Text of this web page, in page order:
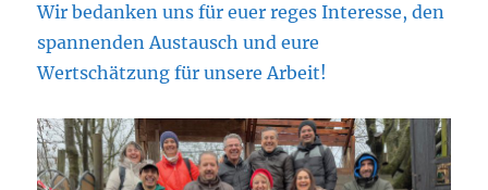
Wir bedanken uns für euer reges Interesse, den
spannenden Austausch und eure
Wertschätzung für unsere Arbeit!